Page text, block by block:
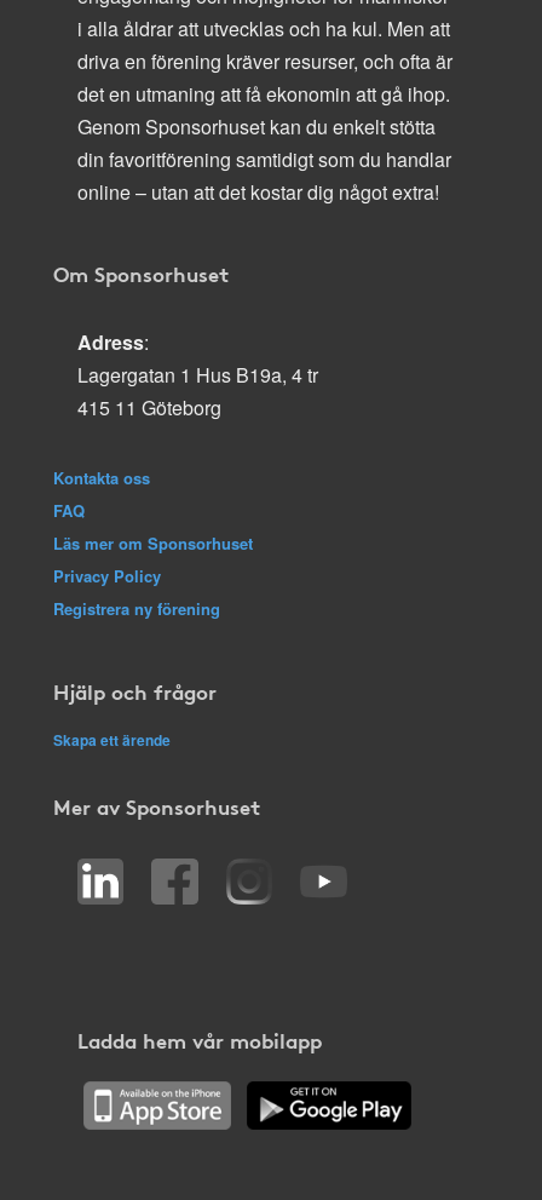
i alla åldrar att utvecklas och ha kul. Men att
driva en förening kräver resurser, och ofta är
det en utmaning att få ekonomin att gå ihop.
Genom Sponsorhuset kan du enkelt stötta
din favoritförening samtidigt som du handlar
online – utan att det kostar dig något extra!
Om Sponsorhuset
Adress:
Lagergatan 1 Hus B19a, 4 tr
415 11 Göteborg
Kontakta oss
FAQ
Läs mer om Sponsorhuset
Privacy Policy
Registrera ny förening
Hjälp och frågor
Skapa ett ärende
Mer av Sponsorhuset
Ladda hem vår mobilapp